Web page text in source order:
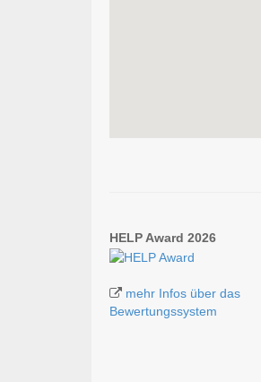
HELP Award 2026
mehr Infos über das
Bewertungssystem